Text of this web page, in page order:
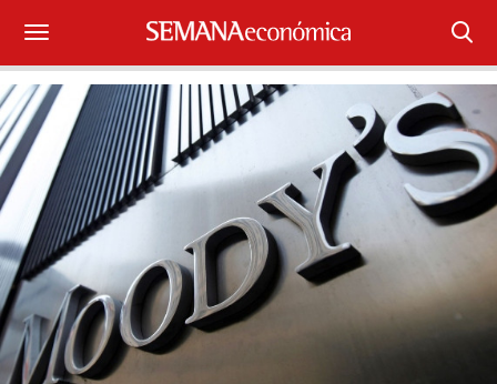
Suscríbase
Iniciar sesión
Portada
¿Qué está pasando?
Sectores y Empresas
Management